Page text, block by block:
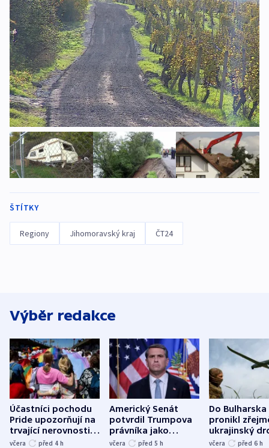
ŠTÍTKY
Regiony Jihomoravský kraj ČT24
Výběr redakce
Účastníci pochodu
Pride upozorňují na
trvající nerovnosti i
společenskou
včera před 4 h
Americký Senát
potvrdil Trumpova
právníka jako
ministra
včera před 5 h
Do Bulharska
pronikl
ukrajinský
explodoval
včera před 6 h